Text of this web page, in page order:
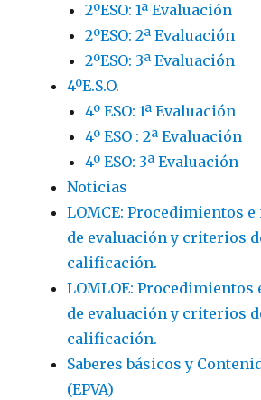
2ºESO: 1ª Evaluación
2ºESO: 2ª Evaluación
2ºESO: 3ª Evaluación
4ºE.S.O.
4º ESO: 1ª Evaluación
4º ESO : 2ª Evaluación
4º ESO: 3ª Evaluación
Noticias
LOMCE: Procedimientos
de evaluación y criterios
calificación.
LOMLOE:
de evaluación y criterios
calificación.
Saberes básicos y
(EPVA)